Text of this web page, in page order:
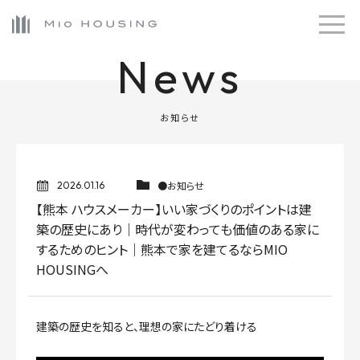
お知らせ
News
2026.01.16 ●お知らせ
【熊本 ハウスメーカー】いい家づくりのポイントは建
築の歴史にあり｜時代が変わっても価値のある家に
するためのヒント｜熊本で家を建てるならMIO
HOUSINGへ
建築の歴史を知ると、理想の家にたどり着ける